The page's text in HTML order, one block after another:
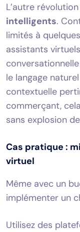
L’autre
intelligents.
limités à
assistants
le langage
contextuelle
commerçant,
sans explosion
Cas pratique :
virtuel
Même avec un
implémenter un
Utilisez des